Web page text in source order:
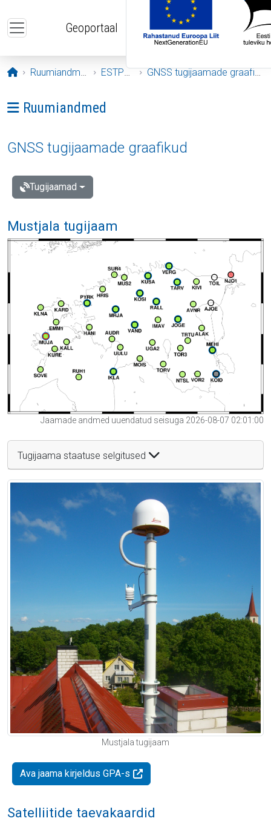
Geoportaal
Avaleht
Ruumiandmed ESTPOS GNSS tugijaamade graafikud
Ava menüü: Ruumiandmed
Ruumiandmed
GNSS tugijaamade graafikud
Tugijaamad
Mustjala tugijaam
Jaamade andmed uuendatud seisuga 2026-08-07 02:01:00
Tugijaama staatuse selgitused
Mustjala tugijaam
Ava jaama kirjeldus GPA-s
Satelliitide taevakaardid